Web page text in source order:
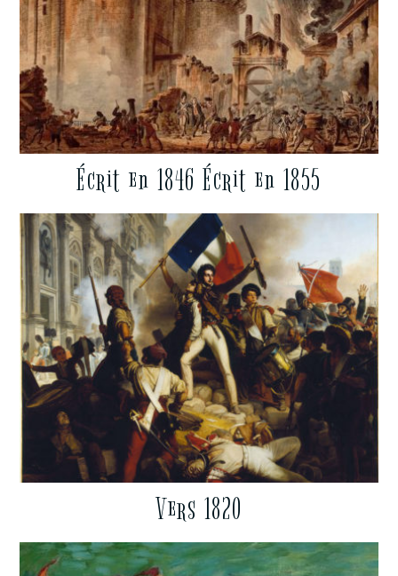
Écrit en 1846 Écrit en 1855
Vers 1820